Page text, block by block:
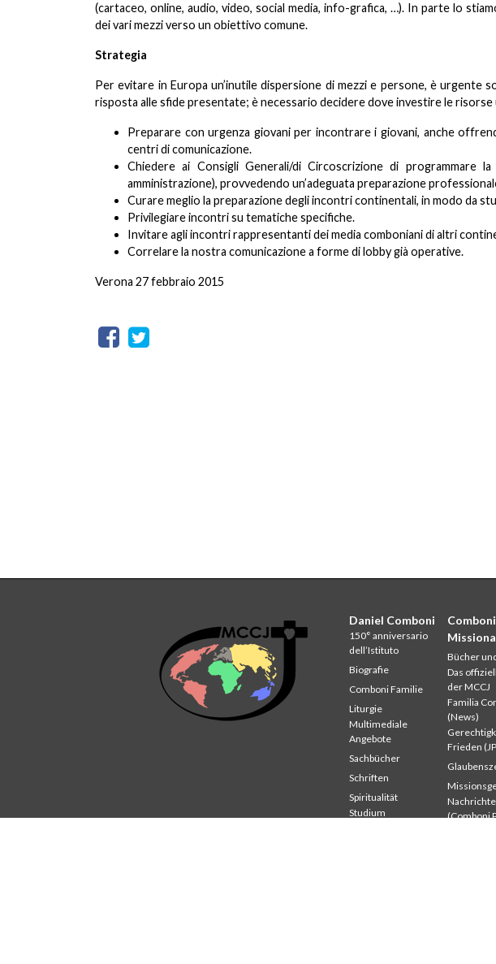
(cartaceo, online, audio, video, social media, info-grafica, …). In parte lo
dei vari mezzi verso un obiettivo comune.
Strategia
Per evitare in Europa un’inutile dispersione di mezzi e persone, è urgente
risposta alle sfide presentate; è necessario decidere dove investire le risorse
Preparare con urgenza giovani per incontrare i giovani, anche
centri di comunicazione.
Chiedere ai Consigli Generali/di Circoscrizione di programmare
amministrazione), provvedendo un’adeguata preparazione
Curare meglio la preparazione degli incontri continentali, in modo da
Privilegiare incontri su tematiche specifiche.
Invitare agli incontri rappresentanti dei media comboniani di altri
Correlare la nostra comunicazione a forme di lobby già operative.
Verona 27 febbraio 2015
Daniel Comboni
150° anniversario
dell’Istituto
Biografie
Comboni Familie
Liturgie
Multimediale
Angebote
Sachbücher
Schriften
Spiritualität
Studium
Comboni
Bücher
Das
der MCCJ
Familia
(News)
Frieden
(Comboni